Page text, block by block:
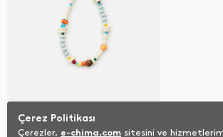
Çerez Politikası
Çerezler, e-chima.com sitesini ve